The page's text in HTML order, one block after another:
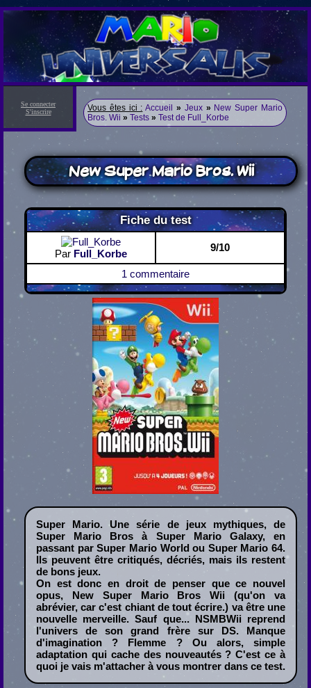
Se connecter
S'inscrire
Vous êtes ici : Accueil » Jeux » New Super Mario
Bros. Wii » Tests » Test de Full_Korbe
New Super Mario Bros. Wii
Fiche du test
Par Full_Korbe
9/10
1 commentaire
Super Mario. Une série de jeux mythiques, de
Super Mario Bros à Super Mario Galaxy, en
passant par Super Mario World ou Super Mario 64.
Ils peuvent être critiqués, décriés, mais ils restent
de bons jeux.
On est donc en droit de penser que ce nouvel
opus, New Super Mario Bros Wii (qu'on va
abrévier, car c'est chiant de tout écrire.) va être une
nouvelle merveille. Sauf que... NSMBWii reprend
l'univers de son grand frère sur DS. Manque
d'imagination ? Flemme ? Ou alors, simple
adaptation qui cache des nouveautés ? C'est ce à
quoi je vais m'attacher à vous montrer dans ce test.